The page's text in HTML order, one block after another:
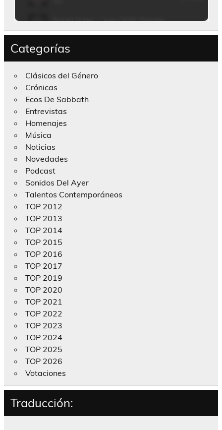
Categorías
Clásicos del Género
Crónicas
Ecos De Sabbath
Entrevistas
Homenajes
Música
Noticias
Novedades
Podcast
Sonidos Del Ayer
Talentos Contemporáneos
TOP 2012
TOP 2013
TOP 2014
TOP 2015
TOP 2016
TOP 2017
TOP 2019
TOP 2020
TOP 2021
TOP 2022
TOP 2023
TOP 2024
TOP 2025
TOP 2026
Votaciones
Traducción: